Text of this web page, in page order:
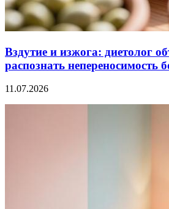
Вздутие и изжога: диетолог
распознать непереносимость
11.07.2026